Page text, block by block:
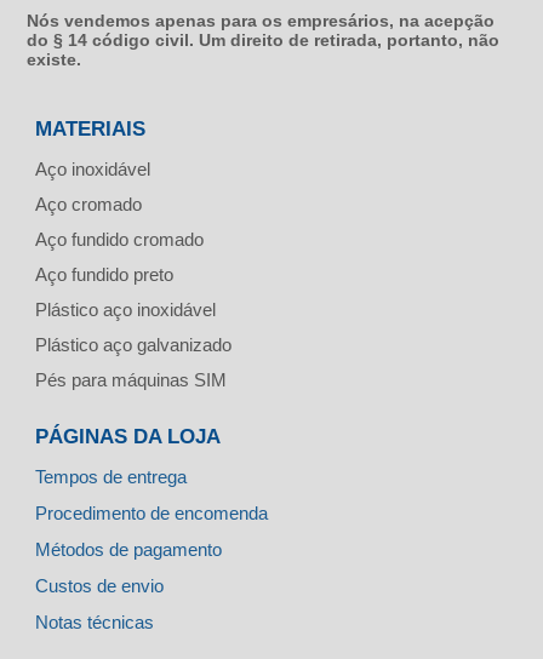
Nós vendemos apenas para os empresários, na acepção
do § 14 código civil. Um direito de retirada, portanto, não
existe.
MATERIAIS
Aço inoxidável
Aço cromado
Aço fundido cromado
Aço fundido preto
Plástico aço inoxidável
Plástico aço galvanizado
Pés para máquinas SIM
PÁGINAS DA LOJA
Tempos de entrega
Procedimento de encomenda
Métodos de pagamento
Custos de envio
Notas técnicas